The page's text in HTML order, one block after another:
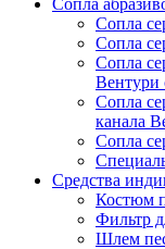
Сопла
Сопла
Сопла
Сопла
Вентури
Сопла
канала
Сопла
Средства
Костюм
Фильтр
Шлем